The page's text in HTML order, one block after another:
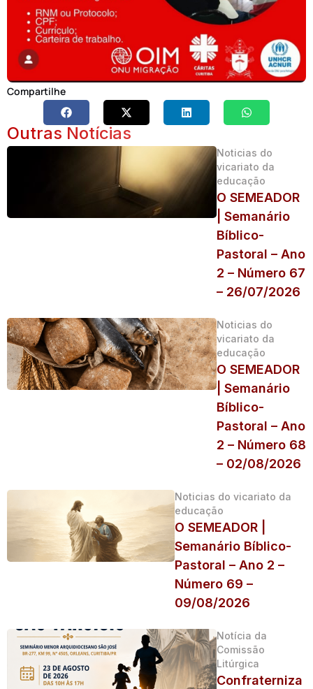
Compartilhe
Outras Notícias
Noticias do
vicariato da
educação
O SEMEADOR
| Semanário
Bíblico-
Pastoral – Ano
2 – Número 67
– 26/07/2026
Noticias do
vicariato da
educação
O SEMEADOR
| Semanário
Bíblico-
Pastoral – Ano
2 – Número 68
– 02/08/2026
Noticias do vicariato da
educação
O SEMEADOR |
Semanário Bíblico-
Pastoral – Ano 2 –
Número 69 –
09/08/2026
Notícia da
Comissão
Litúrgica
Confraterniza